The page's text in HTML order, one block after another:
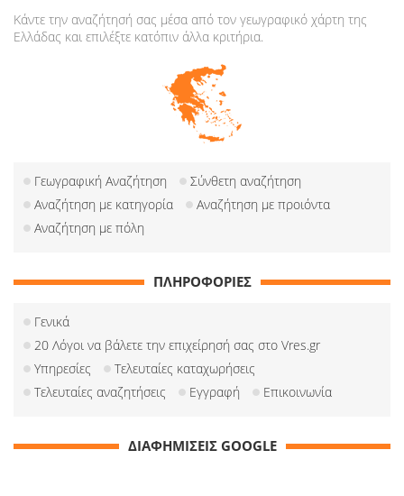
Κάντε την αναζήτησή σας μέσα από τον γεωγραφικό χάρτη της
Ελλάδας και επιλέξτε κατόπιν άλλα κριτήρια.
Γεωγραφική Αναζήτηση
Σύνθετη αναζήτηση
Αναζήτηση με κατηγορία
Αναζήτηση με προιόντα
Αναζήτηση με πόλη
ΠΛΗΡΟΦΟΡΙΕΣ
Γενικά
20 Λόγοι να βάλετε την επιχείρησή σας στο Vres.gr
Υπηρεσίες
Τελευταίες καταχωρήσεις
Τελευταίες αναζητήσεις
Εγγραφή Επικοινωνία
ΔΙΑΦΗΜΙΣΕΙΣ GOOGLE